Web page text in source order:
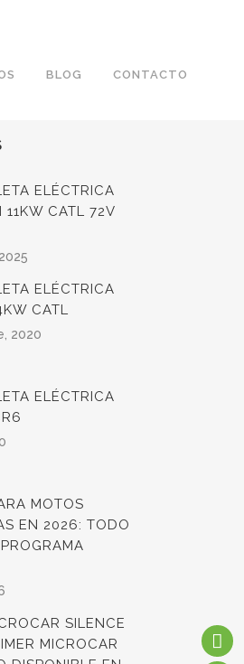
BLOG CONTACTO
ELÉCTRICA
11KW CATL 72V
ELÉCTRICA
CATL
2020
ELÉCTRICA
MOTOS
EN 2026: TODO
SILENCE
MICROCAR